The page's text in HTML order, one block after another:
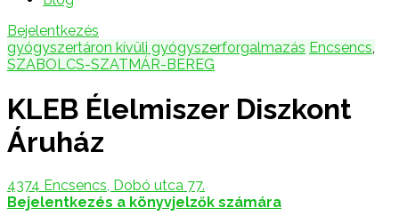
Bejelentkezés
gyógyszertáron kívüli gyógyszerforgalmazás Encsencs,
SZABOLCS-SZATMÁR-BEREG
KLEB Élelmiszer Diszkont
Áruház
4374 Encsencs, Dobó utca 77.
Bejelentkezés a könyvjelzők számára